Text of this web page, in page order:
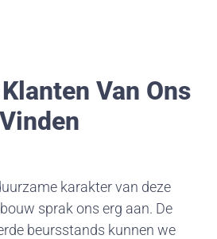
Van Ons
Vinden
karakter van deze
sprak ons erg aan. De
beursstands kunnen we